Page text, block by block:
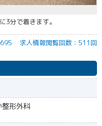
3分で着きます。
求人情報閲覧回数：511回
形外科